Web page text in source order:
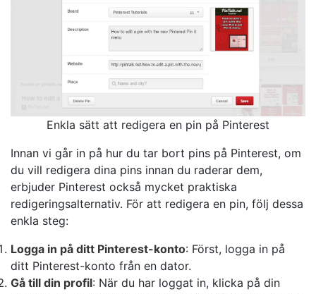
Enkla sätt att redigera en pin på Pinterest
Innan vi går in på hur du tar bort pins på Pinterest, om
du vill redigera dina pins innan du raderar dem,
erbjuder Pinterest också mycket praktiska
redigeringsalternativ. För att redigera en pin, följ dessa
enkla steg:
Logga in på ditt Pinterest-konto: Först, logga in på
ditt Pinterest-konto från en dator.
Gå till din profil: När du har loggat in, klicka på din